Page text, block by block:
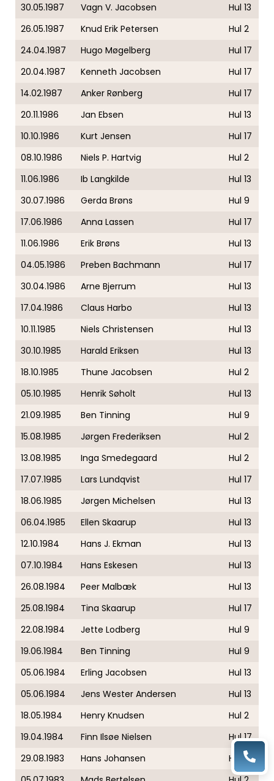
30.05.1987
Vagn V. Jacobsen
Hul 13
26.05.1987
Knud Erik Petersen
Hul 2
24.04.1987
Hugo Møgelberg
Hul 17
20.04.1987
Kenneth Jacobsen
Hul 17
14.02.1987
Anker Rønberg
Hul 17
20.11.1986
Jan Ebsen
Hul 13
10.10.1986
Kurt Jensen
Hul 17
08.10.1986
Niels P. Hartvig
Hul 2
11.06.1986
Ib Langkilde
Hul 13
30.07.1986
Gerda Brøns
Hul 9
17.06.1986
Anna Lassen
Hul 17
11.06.1986
Erik Brøns
Hul 13
04.05.1986
Preben Bachmann
Hul 17
30.04.1986
Arne Bjerrum
Hul 13
17.04.1986
Claus Harbo
Hul 13
10.11.1985
Niels Christensen
Hul 13
30.10.1985
Harald Eriksen
Hul 13
18.10.1985
Thune Jacobsen
Hul 2
05.10.1985
Henrik Søholt
Hul 13
21.09.1985
Ben Tinning
Hul 9
15.08.1985
Jørgen Frederiksen
Hul 2
13.08.1985
Inga Smedegaard
Hul 2
17.07.1985
Lars Lundqvist
Hul 17
18.06.1985
Jørgen Michelsen
Hul 13
06.04.1985
Ellen Skaarup
Hul 13
12.10.1984
Hans J. Ekman
Hul 13
07.10.1984
Hans Eskesen
Hul 13
26.08.1984
Peer Malbæk
Hul 13
25.08.1984
Tina Skaarup
Hul 17
22.08.1984
Jette Lodberg
Hul 9
19.06.1984
Ben Tinning
Hul 9
05.06.1984
Erling Jacobsen
Hul 13
05.06.1984
Jens Wester Andersen
Hul 13
18.05.1984
Henry Knudsen
Hul 2
19.04.1984
Finn Ilsøe Nielsen
Hul 17
29.08.1983
Hans Johansen
Hul 17